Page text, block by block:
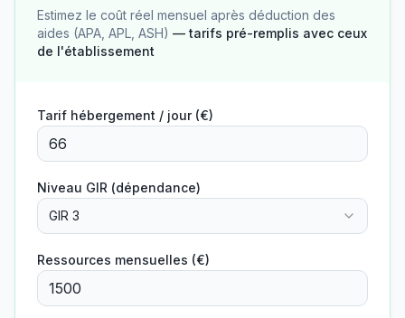
Estimez le coût réel mensuel après déduction des
aides (APA, APL, ASH) — tarifs pré-remplis avec ceux
de l'établissement
Tarif hébergement / jour (€)
Niveau GIR (dépendance)
GIR 3
Ressources mensuelles (€)